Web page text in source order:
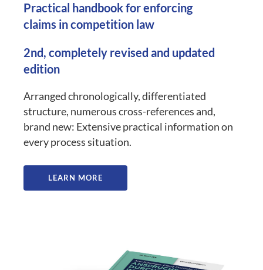
Practical handbook for enforcing
claims in competition law
2nd, completely revised and updated
edition
Arranged chronologically, differentiated
structure, numerous cross-references and,
brand new: Extensive practical information on
every process situation.
LEARN MORE